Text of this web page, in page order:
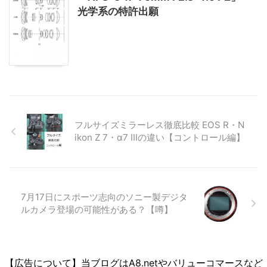
光学系の特許出願
フルサイズミラーレス徹底比較 EOS R・N
ikon Z 7・α7 IIIの違い【コントロール編】
7月17日にスポーツ志向のソニー製デジタ
ルカメラ登場の可能性がある？【噂】
【広告について】当ブログはA8.netやバリューコマースなど